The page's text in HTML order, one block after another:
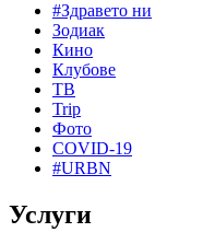
#Здравето ни
Зодиак
Кино
Клубове
ТВ
Trip
Фото
COVID-19
#URBN
Услуги